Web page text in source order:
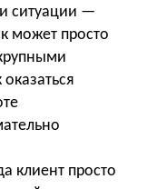
ситуации —
может просто
клиент просто